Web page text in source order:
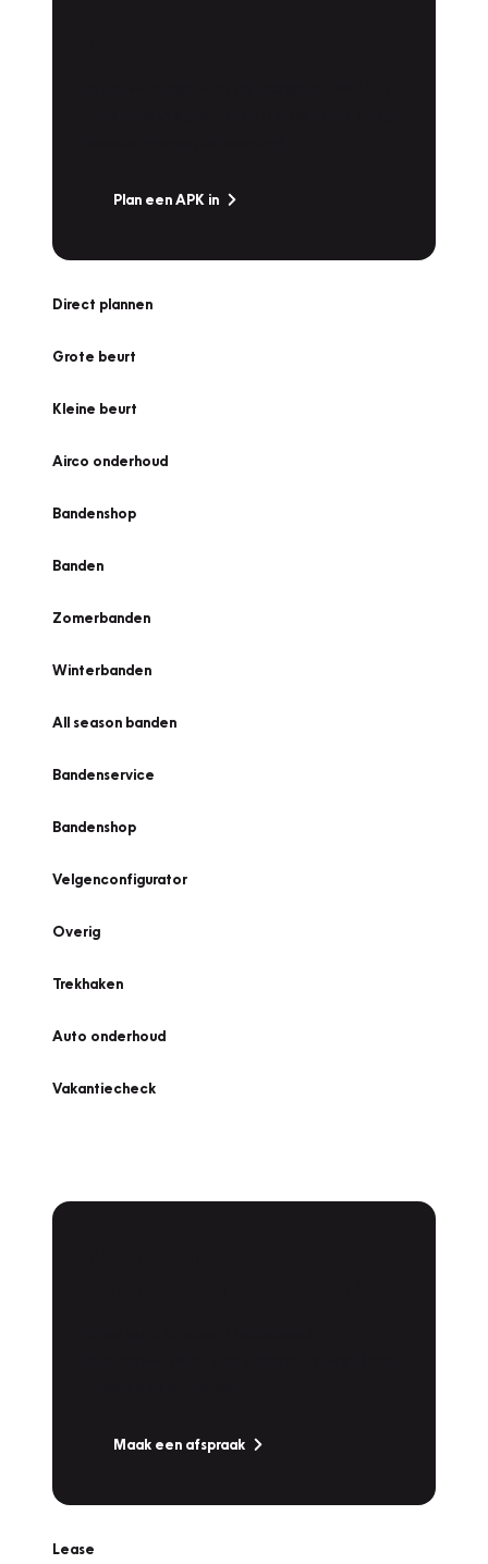
Plan een APK in
Direct plannen
Grote beurt
Kleine beurt
Airco onderhoud
Bandenshop
Banden
Zomerbanden
Winterbanden
All season banden
Bandenservice
Bandenshop
Velgenconfigurator
Overig
Trekhaken
Auto onderhoud
Vakantiecheck
Maak een afspraak
Lease